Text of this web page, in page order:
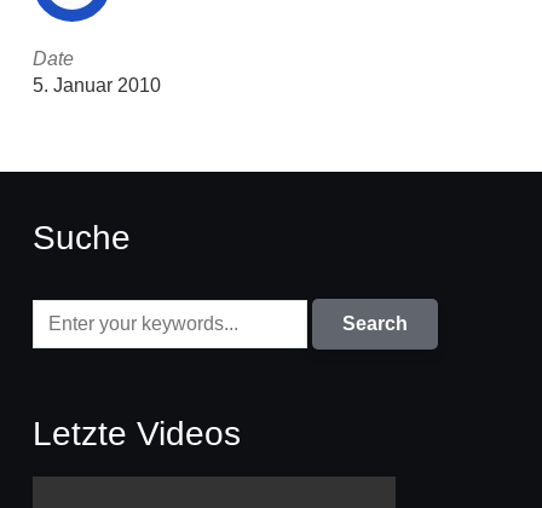
Date
5. Januar 2010
Suche
Letzte Videos